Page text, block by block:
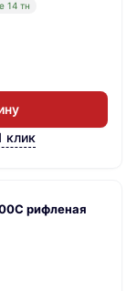
14 тн
клик
рифленая